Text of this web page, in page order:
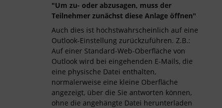
"Um zu- oder abzusagen, muss der
Teilnehmer zunächst diese Anlage öffnen"
Auch dies ist höchstwahrscheinlich auf eine
Outlook-Einstellung zurückzuführen. Z.B.:
Auf einer Standard-Web-Oberfläche von
Outlook wird bei eingehenden E-Mails, die
eine physische Datei enthalten,
normalerweise eine kleine Oberfläche
angezeigt, über die Sie antworten können,
ohne die angehängte Datei herunterladen